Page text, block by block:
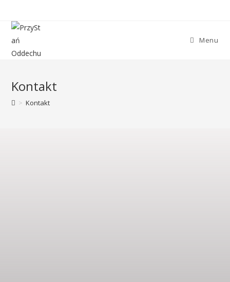
Menu
Kontakt
> Kontakt